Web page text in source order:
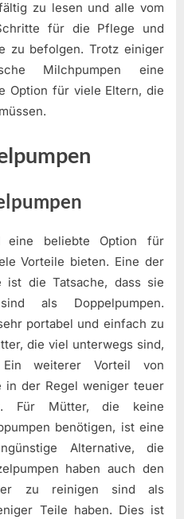
zu lesen und alle vom
für die Pflege und
zu befolgen. Trotz einiger
Milchpumpen eine
Option für viele Eltern, die
eine beliebte Option für
Vorteile bieten. Eine der
ist die Tatsache, dass sie
als Doppelpumpen.
portabel und einfach zu
die viel unterwegs sind,
weiterer Vorteil von
in der Regel weniger teuer
Für Mütter, die keine
benötigen, ist eine
Alternative, die
haben auch den
zu reinigen sind als
Teile haben. Dies ist